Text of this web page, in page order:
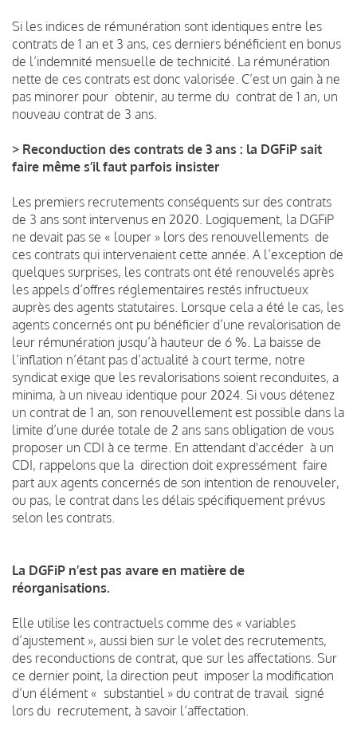
Si les indices de rémunération sont identiques entre les
contrats de 1 an et 3 ans, ces derniers bénéficient en bonus
de l’indemnité mensuelle de technicité. La rémunération
nette de ces contrats est donc valorisée. C’est un gain à ne
pas minorer pour obtenir, au terme du contrat de 1 an, un
nouveau contrat de 3 ans.
> Reconduction des contrats de 3 ans : la DGFiP sait
faire même s’il faut parfois insister
Les premiers recrutements conséquents sur des contrats
de 3 ans sont intervenus en 2020. Logiquement, la DGFiP
ne devait pas se « louper » lors des renouvellements de
ces contrats qui intervenaient cette année. A l’exception de
quelques surprises, les contrats ont été renouvelés après
les appels d’offres réglementaires restés infructueux
auprès des agents statutaires. Lorsque cela a été le cas, les
agents concernés ont pu bénéficier d’une revalorisation de
leur rémunération jusqu’à hauteur de 6 %. La baisse de
l’inflation n’étant pas d’actualité à court terme, notre
syndicat exige que les revalorisations soient reconduites, a
minima, à un niveau identique pour 2024. Si vous détenez
un contrat de 1 an, son renouvellement est possible dans la
limite d’une durée totale de 2 ans sans obligation de vous
proposer un CDI à ce terme. En attendant d'accéder à un
CDI, rappelons que la direction doit expressément faire
part aux agents concernés de son intention de renouveler,
ou pas, le contrat dans les délais spécifiquement prévus
selon les contrats.
La DGFiP n’est pas avare en matière de
réorganisations.
Elle utilise les contractuels comme des « variables
d’ajustement », aussi bien sur le volet des recrutements,
des reconductions de contrat, que sur les affectations. Sur
ce dernier point, la direction peut imposer la modification
d’un élément « substantiel » du contrat de travail signé
lors du recrutement, à savoir l’affectation.